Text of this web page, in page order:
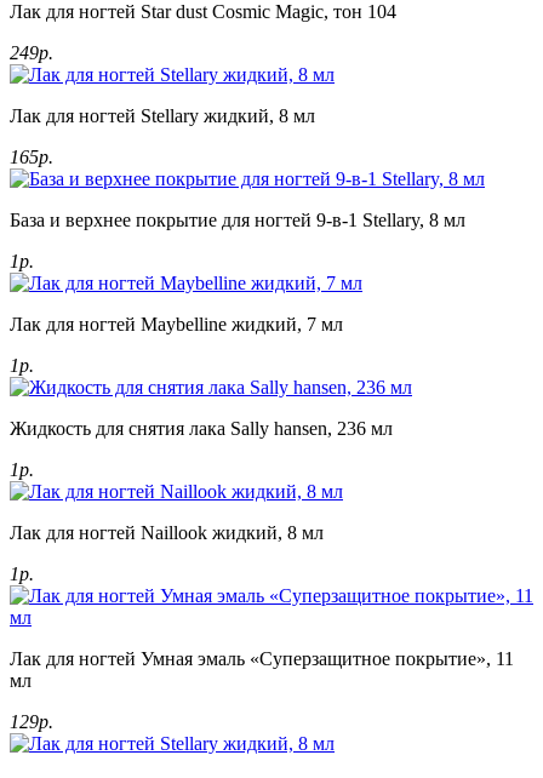
Лак для ногтей Star dust Cosmic Magic, тон 104
249р.
Лак для ногтей Stellary жидкий, 8 мл
165р.
База и верхнее покрытие для ногтей 9-в-1 Stellary, 8 мл
1р.
Лак для ногтей Maybelline жидкий, 7 мл
1р.
Жидкость для снятия лака Sally hansen, 236 мл
1р.
Лак для ногтей Naillook жидкий, 8 мл
1р.
Лак для ногтей Умная эмаль «Суперзащитное покрытие», 11
мл
129р.